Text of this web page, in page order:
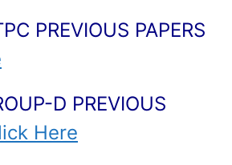
PREVIOUS PAPERS
D PREVIOUS
Here